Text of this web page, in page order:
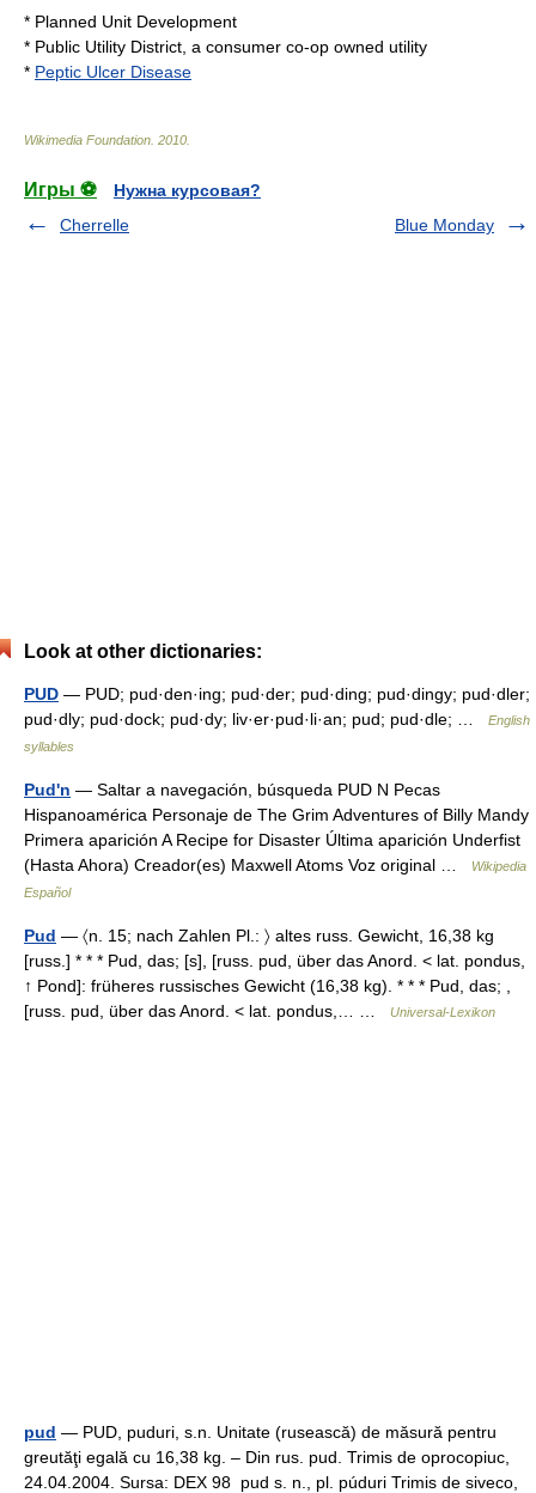
* Planned Unit Development
* Public Utility District , a consumer co-op owned utility
* Peptic Ulcer Disease
Wikimedia Foundation 2010
Игры ⚽
Нужна курсовая?
Cherrelle
Blue Monday
Look at other dictionaries:
PUD — PUD; pud·den·ing; pud·der; pud·ding; pud·dingy; pud·dler;
pud·dly; pud·dock; pud·dy; liv·er·pud·li·an; pud; pud·dle; …
English
syllables
Pud'n — Saltar a navegación, búsqueda PUD N Pecas
Hispanoamérica Personaje de The Grim Adventures of Billy Mandy
Primera aparición A Recipe for Disaster Última aparición Underfist
(Hasta Ahora) Creador(es) Maxwell Atoms Voz original …
Wikipedia
Español
Pud — 〈n. 15; nach Zahlen Pl.: 〉 altes russ. Gewicht, 16,38 kg
[russ.] * * * Pud, das; [s], [russ. pud, über das Anord. < lat. pondus,
↑ Pond]: früheres russisches Gewicht (16,38 kg). * * * Pud, das; ,
[russ. pud, über das Anord. < lat. pondus,… …
Universal-Lexikon
pud — PUD, puduri, s.n. Unitate (rusească) de măsură pentru
greutăţi egală cu 16,38 kg. – Din rus. pud. Trimis de oprocopiuc,
24.04.2004. Sursa: DEX 98 pud s. n., pl. púduri Trimis de siveco,